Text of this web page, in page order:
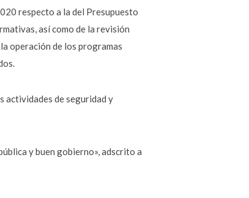
respecto a la del Presupuesto
así como de la revisión
operación de los programas
actividades de seguridad y
y buen gobierno», adscrito a